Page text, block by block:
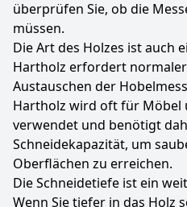
überprüfen Sie, ob die
müssen.
Die Art des Holzes ist auch
Hartholz erfordert
Austauschen der
Hartholz wird oft für Möbel
verwendet und benötigt
Schneidekapazität, um
Oberflächen zu erreichen.
Die Schneidetiefe ist ein
Wenn Sie tiefer in das Holz